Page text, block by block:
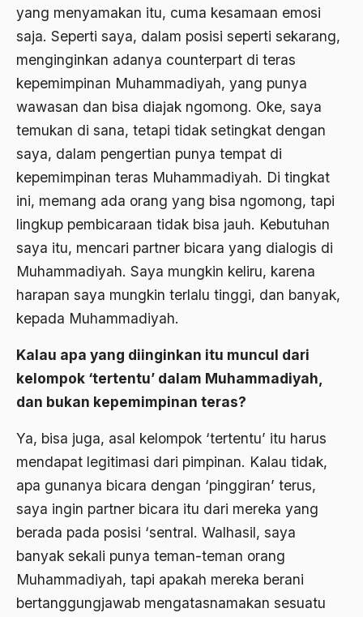
yang menyamakan itu, cuma kesamaan emosi
saja. Seperti saya, dalam posisi seperti sekarang,
menginginkan adanya counterpart di teras
kepemimpinan Muhammadiyah, yang punya
wawasan dan bisa diajak ngomong. Oke, saya
temukan di sana, tetapi tidak setingkat dengan
saya, dalam pengertian punya tempat di
kepemimpinan teras Muhammadiyah. Di tingkat
ini, memang ada orang yang bisa ngomong, tapi
lingkup pembicaraan tidak bisa jauh. Kebutuhan
saya itu, mencari partner bicara yang dialogis di
Muhammadiyah. Saya mungkin keliru, karena
harapan saya mungkin terlalu tinggi, dan banyak,
kepada Muhammadiyah.
Kalau apa yang diinginkan itu muncul dari
kelompok ‘tertentu’ dalam Muhammadiyah,
dan bukan kepemimpinan teras?
Ya, bisa juga, asal kelompok ‘tertentu’ itu harus
mendapat legitimasi dari pimpinan. Kalau tidak,
apa gunanya bicara dengan ‘pinggiran’ terus,
saya ingin partner bicara itu dari mereka yang
berada pada posisi ‘sentral. Walhasil, saya
banyak sekali punya teman-teman orang
Muhammadiyah, tapi apakah mereka berani
bertanggungjawab mengatasnamakan sesuatu
Amin Iskandar
Amir
Amir Syakib Arsalan
Amirn Rais
Anak ibrahim
Anatomi
Andi Mallarangeng
Andre Gide
Angkatan Laut AS
Ansor
Antara Keyakinan dan Keuletan
Antarumat Beragama
Anti Klimak
Anti-Kekerasan
António de Oliveira Salazar
Antonio Gramsci
Antony Van Leeuwenhoek
antropologi